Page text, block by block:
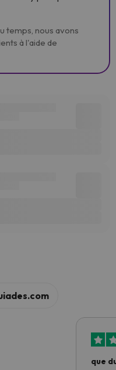
temps, nous avons
à l'aide de
que